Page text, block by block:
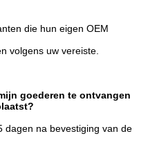
die hun eigen OEM
volgens uw vereiste.
goederen te ontvangen
dagen na bevestiging van de